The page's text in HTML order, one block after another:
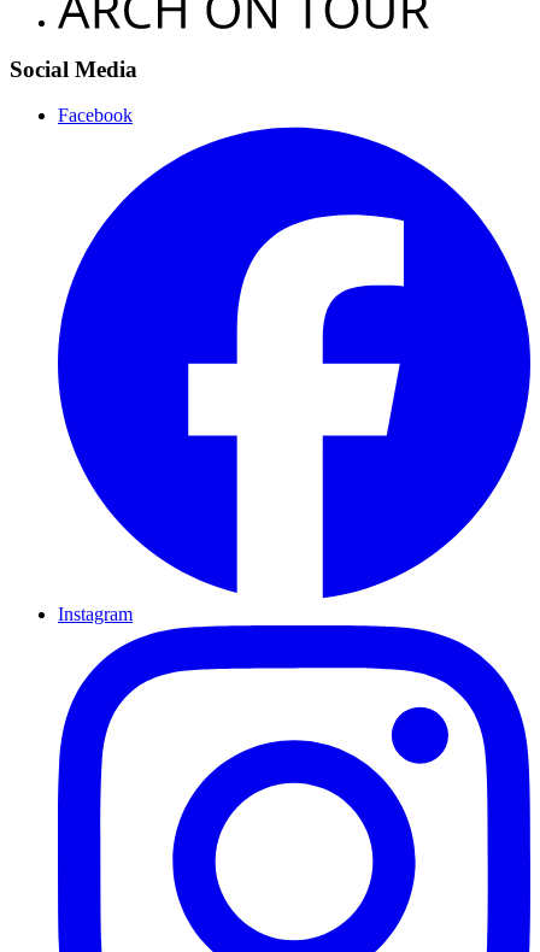
Social Media
Facebook
Instagram